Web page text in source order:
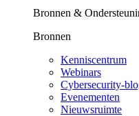
Bronnen &
Bronnen
Kenniscentrum
Webinars
Cybersecurity-
Evenementen
Nieuwsruimte